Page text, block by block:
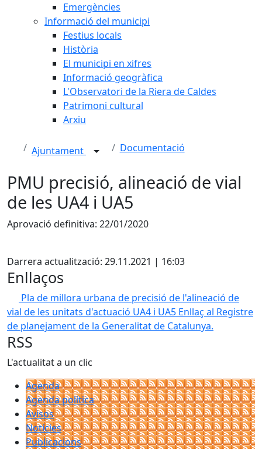
Emergències
Informació del municipi
Festius locals
Història
El municipi en xifres
Informació geogràfica
L'Observatori de la Riera de Caldes
Patrimoni cultural
Arxiu
Ajuntament Documentació
PMU precisió, alineació de vial
de les UA4 i UA5
Aprovació definitiva: 22/01/2020
Darrera actualització: 29.11.2021 | 16:03
Enllaços
Pla de millora urbana de precisió de l'alineació de
vial de les unitats d'actuació UA4 i UA5 Enllaç al Registre
de planejament de la Generalitat de Catalunya.
RSS
L'actualitat a un clic
Agenda
Agenda política
Avisos
Notícies
Publicacions